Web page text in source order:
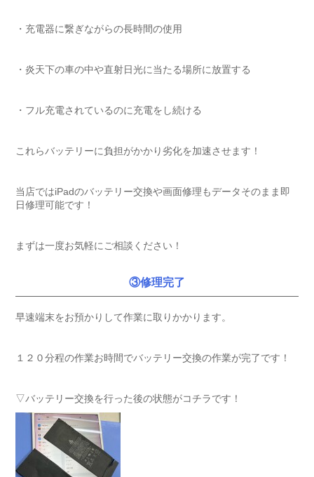
・充電器に繋ぎながらの長時間の使用
・炎天下の車の中や直射日光に当たる場所に放置する
・フル充電されているのに充電をし続ける
これらバッテリーに負担がかかり劣化を加速させます！
当店ではiPadのバッテリー交換や画面修理もデータそのまま即
日修理可能です！
まずは一度お気軽にご相談ください！
③修理完了
早速端末をお預かりして作業に取りかかります。
１２０分程の作業お時間でバッテリー交換の作業が完了です！
▽バッテリー交換を行った後の状態がコチラです！